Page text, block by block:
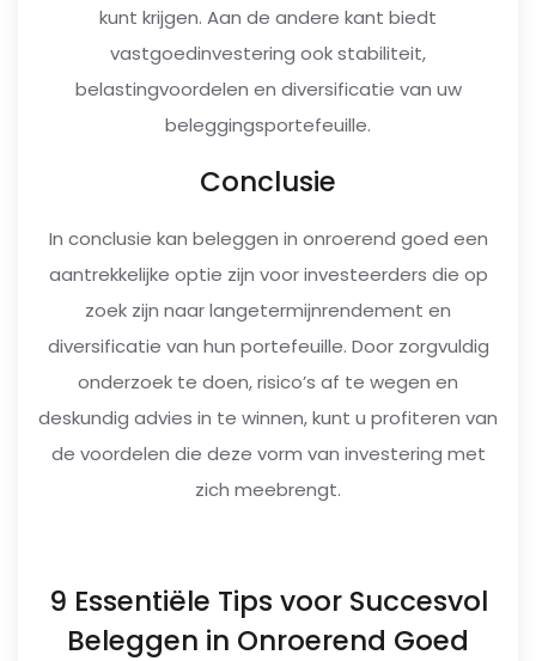
kunt krijgen. Aan de andere kant biedt
vastgoedinvestering ook stabiliteit,
belastingvoordelen en diversificatie van uw
beleggingsportefeuille.
Conclusie
In conclusie kan beleggen in onroerend goed een
aantrekkelijke optie zijn voor investeerders die op
zoek zijn naar langetermijnrendement en
diversificatie van hun portefeuille. Door zorgvuldig
onderzoek te doen, risico’s af te wegen en
deskundig advies in te winnen, kunt u profiteren van
de voordelen die deze vorm van investering met
zich meebrengt.
9 Essentiële Tips voor Succesvol
Beleggen in Onroerend Goed